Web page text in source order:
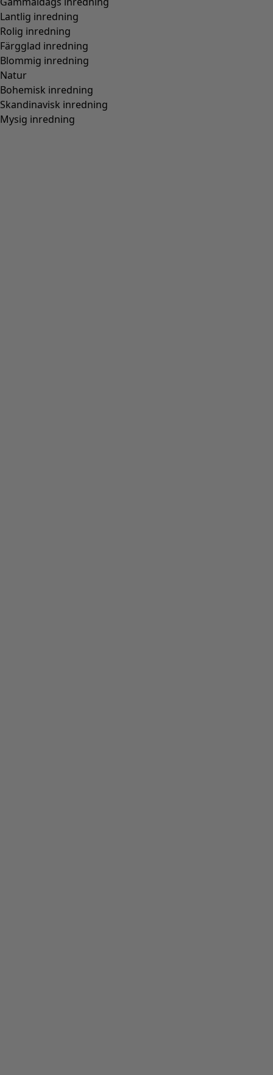
Lantlig inredning
Rolig inredning
Färgglad inredning
Blommig inredning
Natur
Bohemisk inredning
Skandinavisk inredning
Mysig inredning